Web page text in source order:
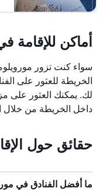
أماكن للإقامة
سواء كنت تزور
الخريطة للعثور على
لك. يمكنك العثور على
داخل الخريطة من خلال
حقائق حول
ما أفضل الفنادق في